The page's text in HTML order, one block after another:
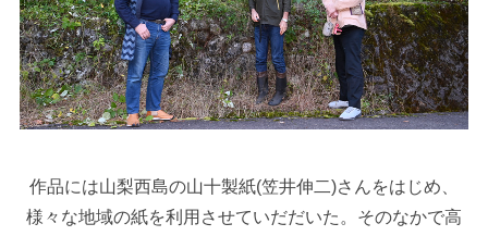
作品には山梨西島の山十製紙(笠井伸二)さんをはじめ、
様々な地域の紙を利用させていだだいた。そのなかで高